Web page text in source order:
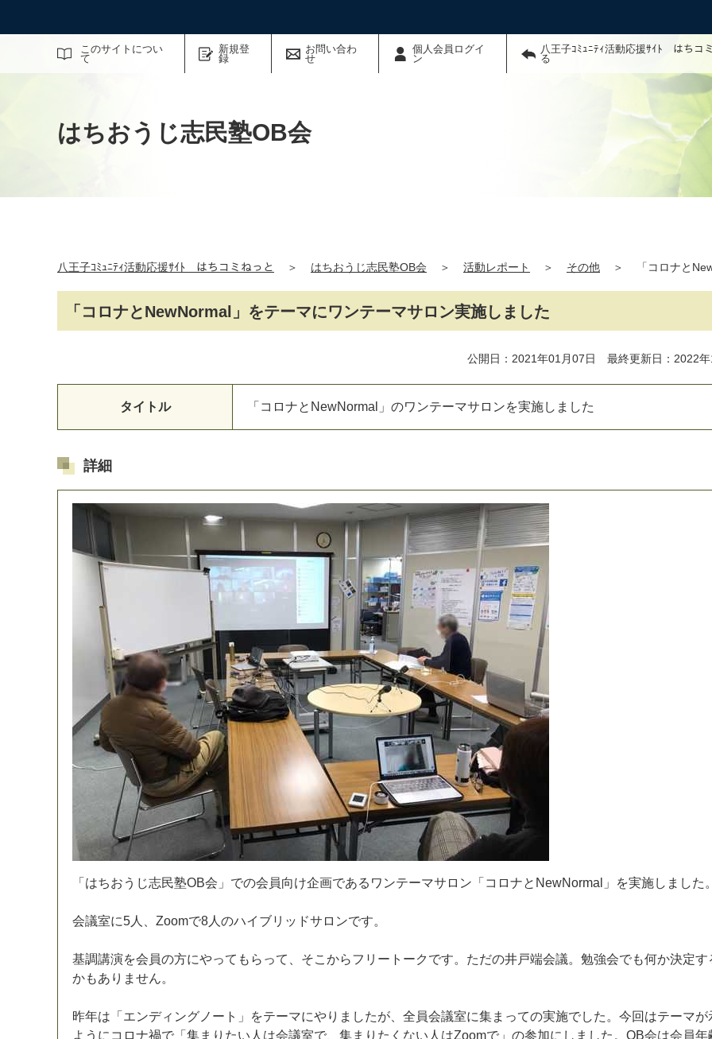
このサイトについ
て
新規登
録
お問い合わ
せ
個人会員ログイ
ン
八王子ｺﾐｭﾆﾃｨ活動応援ｻｲﾄ はちコ
る
サイト内検索
はちおうじ志民塾OB会
八王子ｺﾐｭﾆﾃｨ活動応援ｻｲﾄ はちコミねっと ＞ はちおうじ志民塾OB会 ＞ 活動レポート ＞ その他 ＞ 「コロナと
「コロナとNewNormal」をテーマにワンテーマサロン実施しました
公開日：2021年01月07日 最終更新日：2022年
タイトル 「 コ ロナと NewNorma 」 のワ ンテーマサ ロ ンを実施し ま した
詳細
「 はちお う じ志民塾OB会 」 での会 員向け企画である ワ ンテーマサ ロ ン 「 コ ロナと NewNorma 」 を実施し ま した 。
会議室に5 人 Zoomで8 人 のハイ ブリ ッ ドサ ロ ンです。
基調講演を会 員の方にやって も ら って そこ からフ リ ー ト ーク です。 ただの井戸端会議。 勉強会でも何か決定す
かもあ り ま せん。
昨年は 「 エンディ ング ノ ー ト 」 をテーマにやり ま したが 全 員会議室に集ま っての実施でした 。 今回 はテーマが
よ う に コ ロナ禍で 「 集ま り たい 人 は会議室で 集ま り た く ない 人 はZoomで 」 の参加に し ま した 。 OB会は会 員年
マイメディア検索